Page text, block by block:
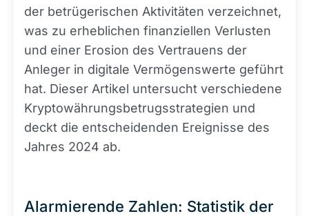
der betrügerischen Aktivitäten verzeichnet,
was zu erheblichen finanziellen Verlusten
und einer Erosion des Vertrauens der
Anleger in digitale Vermögenswerte geführt
hat. Dieser Artikel untersucht verschiedene
Kryptowährungsbetrugsstrategien und
deckt die entscheidenden Ereignisse des
Jahres 2024 ab.
Alarmierende Zahlen: Statistik der